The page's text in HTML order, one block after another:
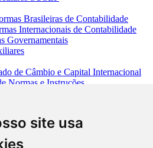
site usa
Brasileiras de Contabilidade
Internacionais de Contabilidade
Governamentais
de Câmbio e Capital Internacional
Normas e Instruções
de Títulos e Valores Mobiliários
Crédito Rural
de Organização do SFN
de Supervisão Bancária
de Documentos